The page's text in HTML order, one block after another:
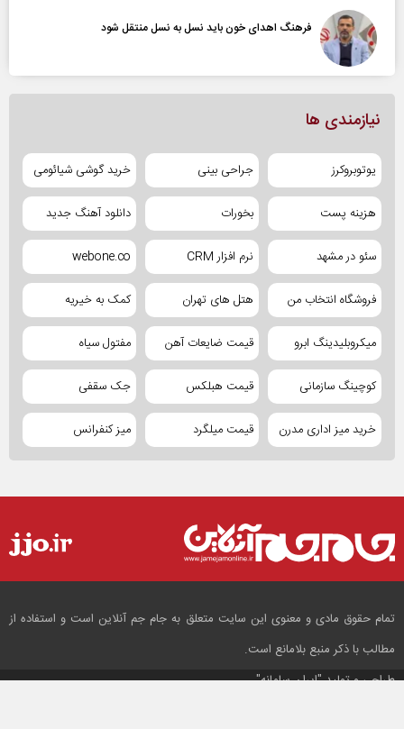
فرهنگ اهدای خون باید نسل به نسل منتقل شود
نیازمندی ها
یوتوبروکرز جراحی بینی خرید گوشی شیائومی
هزینه پست بخورات دانلود آهنگ جدید
سئو در مشهد نرم افزار CRM webone.co
فروشگاه انتخاب من هتل های تهران کمک به خیریه
میکروبلیدینگ ابرو قیمت ضایعات آهن مفتول سیاه
کوچینگ سازمانی قیمت هبلکس جک سقفی
خرید میز اداری مدرن قیمت میلگرد میز کنفرانس
تمام حقوق مادی و معنوی این سایت متعلق به جام جم آنلاین است و استفاده از
مطالب با ذکر منبع بلامانع است.
طراحی و تولید"ایران سامانه"